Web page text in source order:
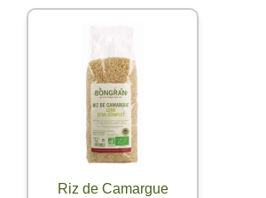
Riz de Camargue